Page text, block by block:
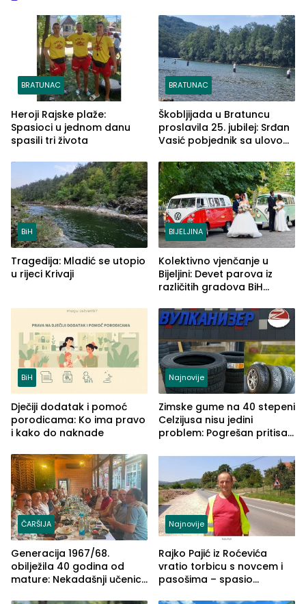
BRATUNAC
Heroji Rajske plaže:
Spasioci u jednom danu
spasili tri života
BRATUNAC
Škobljijada u Bratuncu
proslavila 25. jubilej: Srđan
Vasić pobjednik sa ulovom
BiH
Tragedija: Mladić se utopio
u rijeci Krivaji
BIJELJINA
Kolektivno vjenčanje u
Bijeljini: Devet parova iz
različitih gradova BiH
BiH
Dječiji dodatak i pomoć
porodicama: Ko ima pravo
i kako do naknade
Najnovije
Zimske gume na 40 stepeni
Celzijusa nisu jedini
problem: Pogrešan pritisak
ČARŠIJA
Generacija 1967/68.
obilježila 40 godina od
mature: Nekadašnji učenici
Najnovije
Rajko Pajić iz Roćevića
vratio torbicu s novcem i
pasošima – spasio